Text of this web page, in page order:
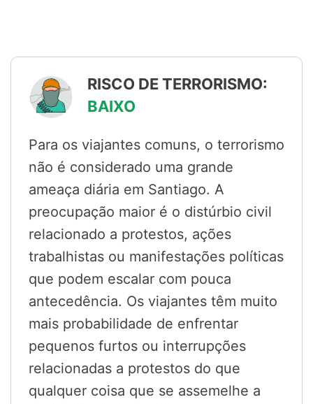
RISCO DE TERRORISMO:
BAIXO
Para os viajantes comuns, o terrorismo
não é considerado uma grande
ameaça diária em Santiago. A
preocupação maior é o distúrbio civil
relacionado a protestos, ações
trabalhistas ou manifestações políticas
que podem escalar com pouca
antecedência. Os viajantes têm muito
mais probabilidade de enfrentar
pequenos furtos ou interrupções
relacionadas a protestos do que
qualquer coisa que se assemelhe a